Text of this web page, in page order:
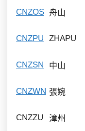
CNZOS 舟山
CNZPU ZHAPU
CNZSN 中山
CNZWN 張婉
CNZZU 漳州